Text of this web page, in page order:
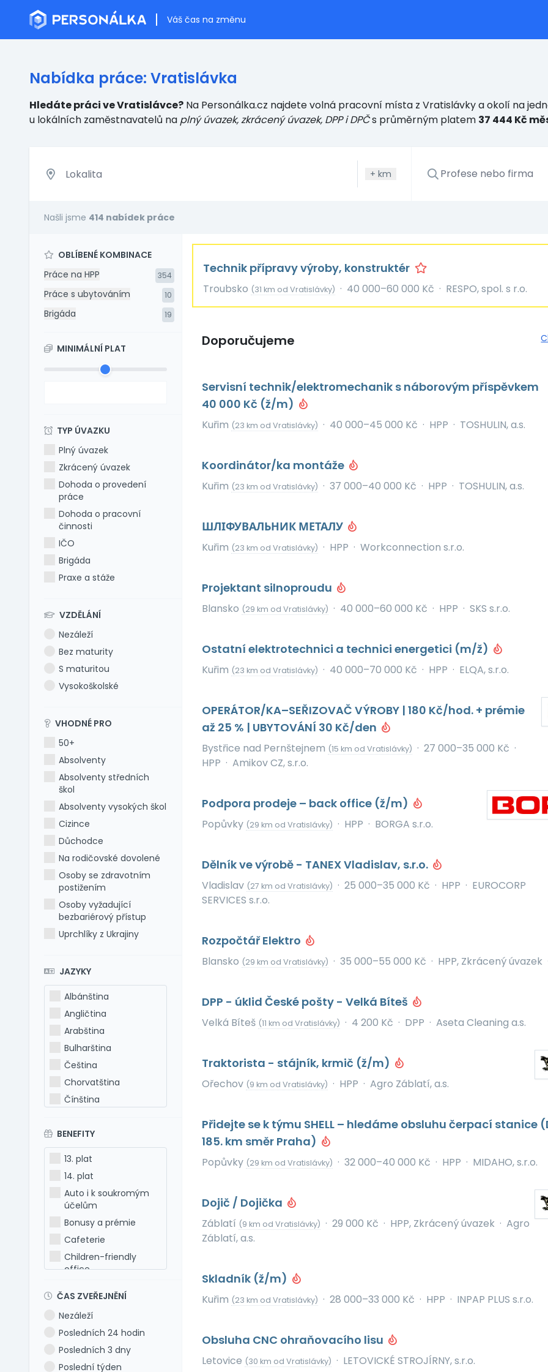
Váš čas na změnu
Nabídka práce: Vratislávka
Hledáte práci ve Vratislávce? Na Personálka.cz najdete volná pracovní místa z Vratislávky a okolí na
u lokálních zaměstnavatelů na plný úvazek, zkrácený úvazek, DPP i DPČs průměrným platem 37 444 Kč
+ km
Našli jsme 414 nabídek práce
OBLÍBENÉ KOMBINACE
Práce na HPP
354
Práce s ubytováním 10
Brigáda 19
MINIMÁLNÍ PLAT
TYP ÚVAZKU
Plný úvazek
Zkrácený úvazek
Dohoda o provedení
práce
Dohoda o pracovní
činnosti
IČO
Brigáda
Praxe a stáže
VZDĚLÁNÍ
Nezáleží
Bez maturity
S maturitou
Vysokoškolské
VHODNÉ PRO
50+
Absolventy
Absolventy středních
škol
Absolventy vysokých škol
Cizince
Důchodce
Na rodičovské dovolené
Osoby se zdravotním
postižením
Osoby vyžadující
bezbariérový přístup
Uprchlíky z Ukrajiny
JAZYKY
Albánština
Angličtina
Arabština
Bulharština
Čeština
Chorvatština
Čínština
Francouzština
Hebrejština
Holandština
Italština
Japonština
Latina
Litevština
Lotyšština
Maďarština
Makedonština
Polština
Portugalština
Rumunština
BENEFITY
13. plat
14. plat
Auto i k soukromým
účelům
Bonusy a prémie
Cafeterie
Children-friendly
office
Dovolená 6 týdnů
Dovolená navíc
Firemní akce
ČAS ZVEŘEJNĚNÍ
Nezáleží
Posledních 24 hodin
Posledních 3 dny
Poslední týden
Technik přípravy výroby, konstruktér
Troubsko (31 km od Vratislávky) · 40 000–60 000 Kč · RESPO, spol. s r.o.
Doporučujeme
Servisní technik/elektromechanik s náborovým příspěvkem
40 000 Kč (ž/m)
Kuřim (23 km od Vratislávky) · 40 000–45 000 Kč · HPP · TOSHULIN, a.s.
Koordinátor/ka montáže
Kuřim (23 km od Vratislávky) · 37 000–40 000 Kč · HPP · TOSHULIN, a.s.
ШЛІФУВАЛЬНИК МЕТАЛУ
Kuřim (23 km od Vratislávky) · HPP · Workconnection s.r.o.
Projektant silnoproudu
Blansko (29 km od Vratislávky) · 40 000–60 000 Kč · HPP · SKS s.r.o.
Ostatní elektrotechnici a technici energetici (m/ž)
Kuřim (23 km od Vratislávky) · 40 000–70 000 Kč · HPP · ELQA, s.r.o.
OPERÁTOR/KA–SEŘIZOVAČ VÝROBY | 180 Kč/hod. + prémie
až 25 % | UBYTOVÁNÍ 30 Kč/den
Bystřice nad Pernštejnem (15 km od Vratislávky) · 27 000–35 000 Kč ·
HPP · Amikov CZ, s.r.o.
Podpora prodeje – back office (ž/m)
Popůvky (29 km od Vratislávky) · HPP · BORGA s.r.o.
Dělník ve výrobě - TANEX Vladislav, s.r.o.
Vladislav (27 km od Vratislávky) · 25 000–35 000 Kč · HPP · EUROCORP
SERVICES s.r.o.
Rozpočtář Elektro
Blansko (29 km od Vratislávky) · 35 000–55 000 Kč · HPP, Zkrácený úvazek
DPP - úklid České pošty - Velká Bíteš
Velká Bíteš (11 km od Vratislávky) · 4 200 Kč · DPP · Aseta Cleaning a.s.
Traktorista - stájník, krmič (ž/m)
Ořechov (9 km od Vratislávky) · HPP · Agro Záblatí, a.s.
Přidejte se k týmu SHELL – hledáme obsluhu čerpací stanice
185. km směr Praha)
Popůvky (29 km od Vratislávky) · 32 000–40 000 Kč · HPP · MIDAHO, s.r.o.
Dojič / Dojička
Záblatí (9 km od Vratislávky) · 29 000 Kč · HPP, Zkrácený úvazek · Agro
Záblatí, a.s.
Skladník (ž/m)
Kuřim (23 km od Vratislávky) · 28 000–33 000 Kč · HPP · INPAP PLUS s.r.o.
Obsluha CNC ohraňovacího lisu
Letovice (30 km od Vratislávky) · LETOVICKÉ STROJÍRNY, s.r.o.